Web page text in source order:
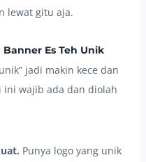
lewat gitu aja.
Es Teh Unik
jadi makin kece dan
ini wajib ada dan diolah
Punya logo yang unik